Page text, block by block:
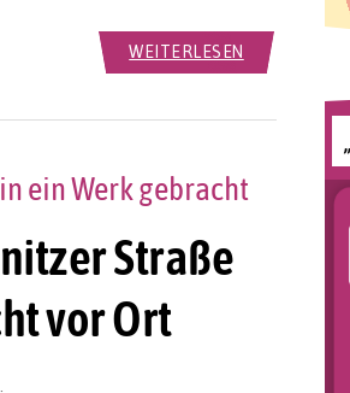
WEITERLESEN
Straße
vor Ort
ein Werk gebracht